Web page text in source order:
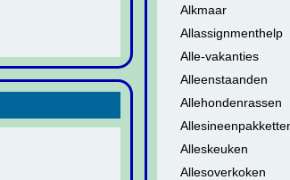
Alkmaar
Allassignmenthelp
Alle-vakanties
Alleenstaanden
Allehondenrassen
Alleskeuken
Allesoverkoken